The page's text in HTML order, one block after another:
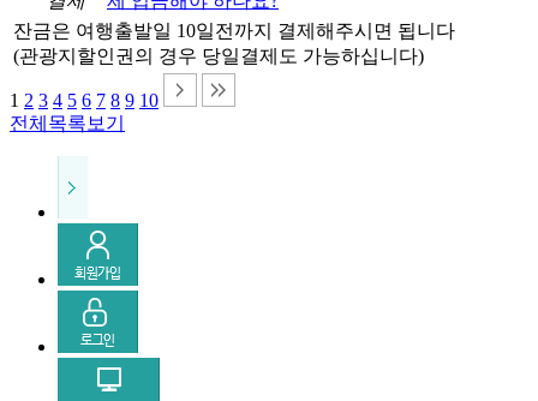
잔금은 여행출발일 10일전까지 결제해주시면 됩니다
(관광지할인권의 경우 당일결제도 가능하십니다)
1 2 3 4 5 6 7 8 9 10
전체목록보기